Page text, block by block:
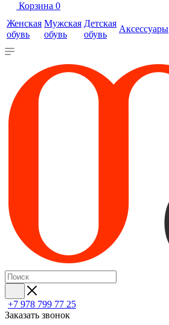
Корзина 0
Женская
обувь
Мужская
обувь
Детская
обувь
Аксессуары
+7 978 799 77 25
Заказать звонок